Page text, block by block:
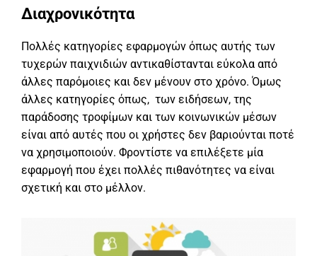
Διαχρονικότητα
Πολλές κατηγορίες εφαρμογών όπως αυτής των
τυχερών παιχνιδιών αντικαθίστανται εύκολα από
άλλες παρόμοιες και δεν μένουν στο χρόνο. Όμως
άλλες κατηγορίες όπως, των ειδήσεων, της
παράδοσης τροφίμων και των κοινωνικών μέσων
είναι από αυτές που οι χρήστες δεν βαριούνται ποτέ
να χρησιμοποιούν. Φροντίστε να επιλέξετε μία
εφαρμογή που έχει πολλές πιθανότητες να είναι
σχετική και στο μέλλον.